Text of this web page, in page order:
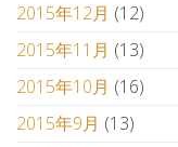
2015年12月 (12)
2015年11月 (13)
2015年10月 (16)
2015年9月 (13)